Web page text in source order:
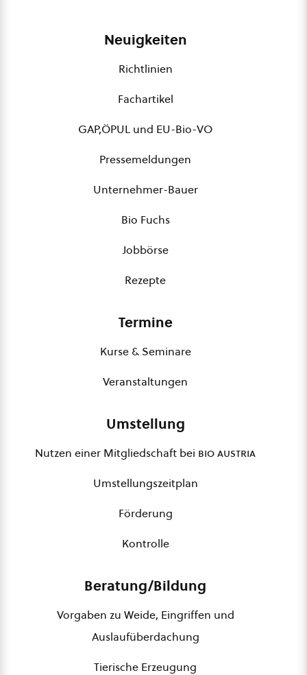
Neuigkeiten
Richtlinien
Fachartikel
GAP,ÖPUL und EU-Bio-VO
Pressemeldungen
Unternehmer-Bauer
Bio Fuchs
Jobbörse
Rezepte
Termine
Kurse & Seminare
Veranstaltungen
Umstellung
Nutzen einer Mitgliedschaft bei bio austria
Umstellungszeitplan
Förderung
Kontrolle
Beratung/Bildung
Vorgaben zu Weide, Eingriffen und
Auslaufüberdachung
Tierische Erzeugung